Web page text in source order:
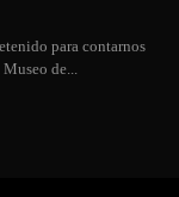
para contarnos
de...